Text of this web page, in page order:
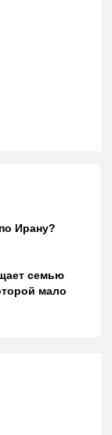
Ирану?
семью
мало